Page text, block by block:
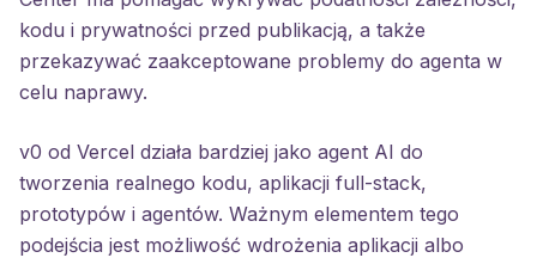
kodu i prywatności przed publikacją, a także
przekazywać zaakceptowane problemy do agenta w
celu naprawy.
v0 od Vercel działa bardziej jako agent AI do
tworzenia realnego kodu, aplikacji full-stack,
prototypów i agentów. Ważnym elementem tego
podejścia jest możliwość wdrożenia aplikacji albo